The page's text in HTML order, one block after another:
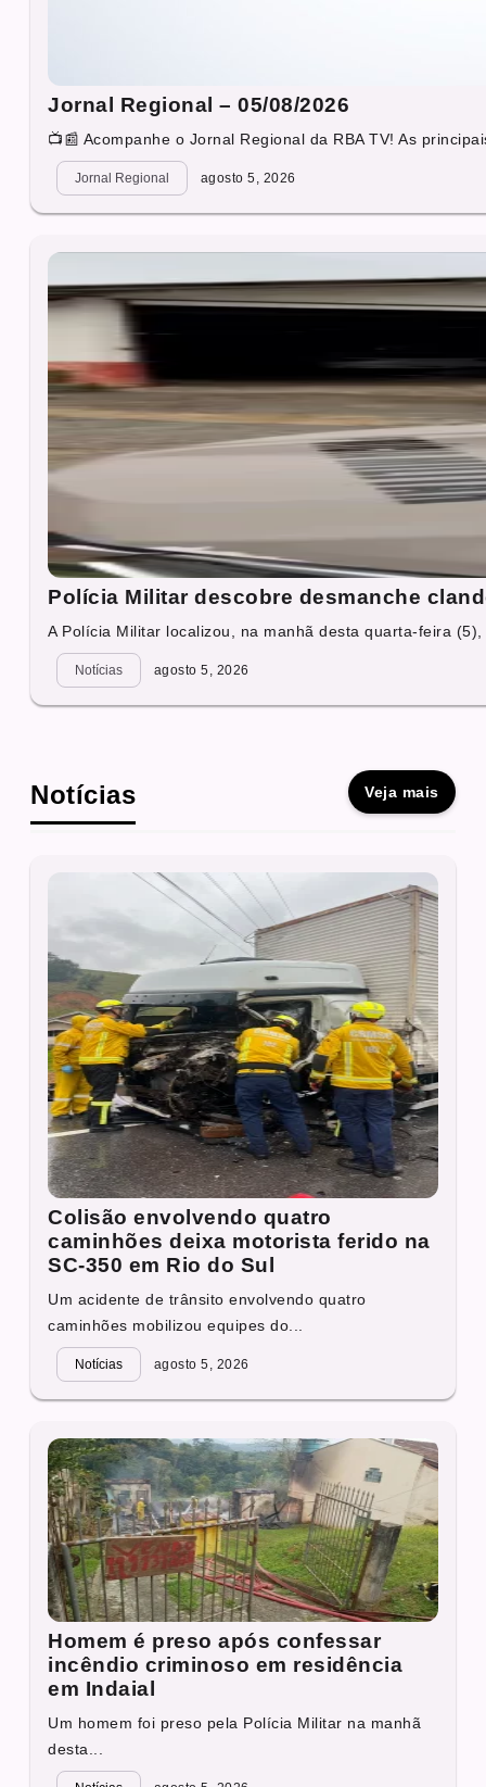
Jornal Regional – 05/08/2026
📺📰 Acompanhe o Jornal Regional da RBA TV! As
Jornal Regional agosto 5, 2026
Polícia Militar descobre desmanche
A Polícia Militar localizou, na manhã desta quarta-feira
Notícias agosto 5, 2026
Notícias Veja mais
Colisão envolvendo quatro
caminhões deixa motorista ferido na
SC-350 em Rio do Sul
Um acidente de trânsito envolvendo quatro
caminhões mobilizou equipes do...
Notícias agosto 5, 2026
Homem é preso após confessar
incêndio criminoso em residência
em Indaial
Um homem foi preso pela Polícia Militar na manhã
desta...